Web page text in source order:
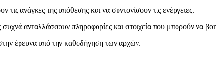
τις ανάγκες της υπόθεσης και να συντονίσουν τις ενέργειες.
ανταλλάσσουν πληροφορίες και στοιχεία που μπορούν να
έρευνα υπό την καθοδήγηση των αρχών.